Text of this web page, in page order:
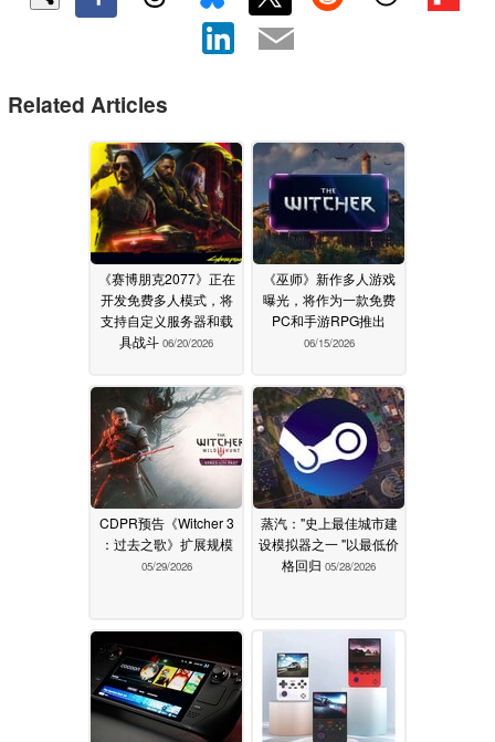
Related Articles
《赛博朋克2077》正在
开发免费多人模式，将
支持自定义服务器和载
具战斗 06/20/2026
《巫师》新作多人游戏
曝光，将作为一款免费
PC和手游RPG推出
06/15/2026
CDPR预告《Witcher 3
：过去之歌》扩展规模
05/29/2026
蒸汽："史上最佳城市建
设模拟器之一 "以最低价
格回归 05/28/2026